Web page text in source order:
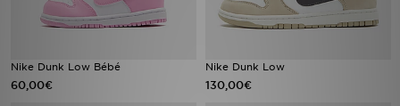
Nike Dunk Low Bébé
60,00€
Nike Dunk Low
130,00€